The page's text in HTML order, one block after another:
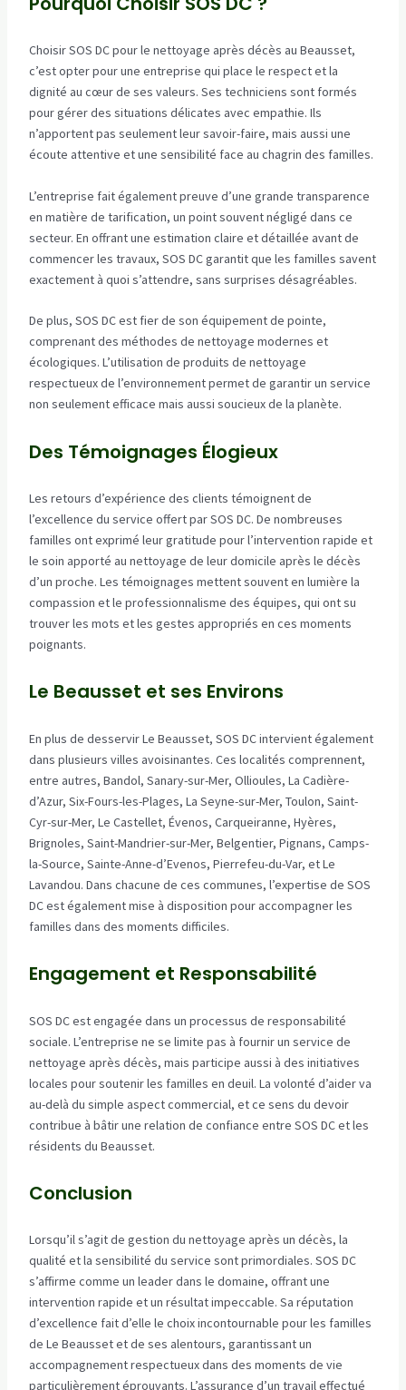
Choisir SOS DC pour le nettoyage après décès au Beausset,
c’est opter pour une entreprise qui place le respect et la
dignité au cœur de ses valeurs. Ses techniciens sont formés
pour gérer des situations délicates avec empathie. Ils
n’apportent pas seulement leur savoir-faire, mais aussi une
écoute attentive et une sensibilité face au chagrin des familles.
L’entreprise fait également preuve d’une grande transparence
en matière de tarification, un point souvent négligé dans ce
secteur. En offrant une estimation claire et détaillée avant de
commencer les travaux, SOS DC garantit que les familles savent
exactement à quoi s’attendre, sans surprises désagréables.
De plus, SOS DC est fier de son équipement de pointe,
comprenant des méthodes de nettoyage modernes et
écologiques. L’utilisation de produits de nettoyage
respectueux de l’environnement permet de garantir un service
non seulement efficace mais aussi soucieux de la planète.
Des Témoignages Élogieux
Les retours d’expérience des clients témoignent de
l’excellence du service offert par SOS DC. De nombreuses
familles ont exprimé leur gratitude pour l’intervention rapide et
le soin apporté au nettoyage de leur domicile après le décès
d’un proche. Les témoignages mettent souvent en lumière la
compassion et le professionnalisme des équipes, qui ont su
trouver les mots et les gestes appropriés en ces moments
poignants.
Le Beausset et ses Environs
En plus de desservir Le Beausset, SOS DC intervient également
dans plusieurs villes avoisinantes. Ces localités comprennent,
entre autres, Bandol, Sanary-sur-Mer, Ollioules, La Cadière-
d’Azur, Six-Fours-les-Plages, La Seyne-sur-Mer, Toulon, Saint-
Cyr-sur-Mer, Le Castellet, Évenos, Carqueiranne, Hyères,
Brignoles, Saint-Mandrier-sur-Mer, Belgentier, Pignans, Camps-
la-Source, Sainte-Anne-d’Evenos, Pierrefeu-du-Var, et Le
Lavandou. Dans chacune de ces communes, l’expertise de SOS
DC est également mise à disposition pour accompagner les
familles dans des moments difficiles.
Engagement et Responsabilité
SOS DC est engagée dans un processus de responsabilité
sociale. L’entreprise ne se limite pas à fournir un service de
nettoyage après décès, mais participe aussi à des initiatives
locales pour soutenir les familles en deuil. La volonté d’aider va
au-delà du simple aspect commercial, et ce sens du devoir
contribue à bâtir une relation de confiance entre SOS DC et les
résidents du Beausset.
Conclusion
Lorsqu’il s’agit de gestion du nettoyage après un décès, la
qualité et la sensibilité du service sont primordiales. SOS DC
s’affirme comme un leader dans le domaine, offrant une
intervention rapide et un résultat impeccable. Sa réputation
d’excellence fait d’elle le choix incontournable pour les familles
de Le Beausset et de ses alentours, garantissant un
accompagnement respectueux dans des moments de vie
particulièrement éprouvants. L’assurance d’un travail effectué